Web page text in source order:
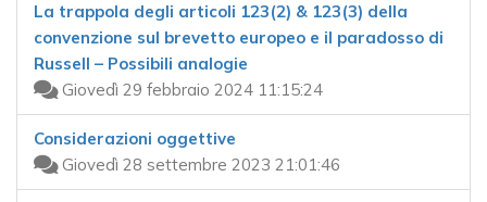
La trappola degli articoli 123(2) & 123(3) della
convenzione sul brevetto europeo e il paradosso di
Russell – Possibili analogie
Giovedì 29 febbraio 2024 11:15:24
Considerazioni oggettive
Giovedì 28 settembre 2023 21:01:46